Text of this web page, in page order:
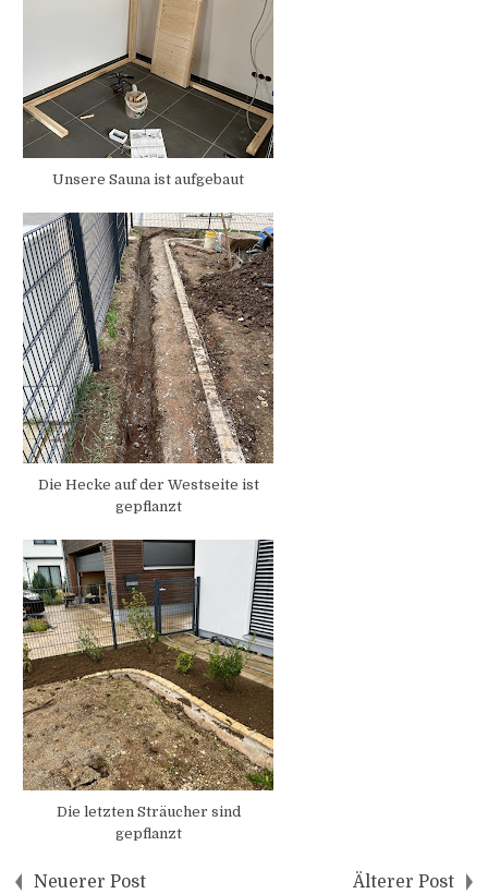
Unsere Sauna ist aufgebaut
Die Hecke auf der Westseite ist
gepflanzt
Die letzten Sträucher sind
gepflanzt
Neuerer Post Älterer Post